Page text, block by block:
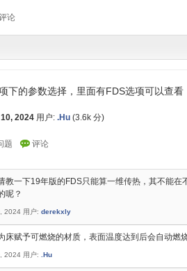
下的参数选择，里面有FDS选项可以查看
2024 用户: .Hu (3.6k 分)
教一下19年版的FDS只能算一维传热，其不能
呢？
2024 用户: derekxly
床赋予可燃烧的材质，表面温度达到后会自动燃
2024 用户: .Hu